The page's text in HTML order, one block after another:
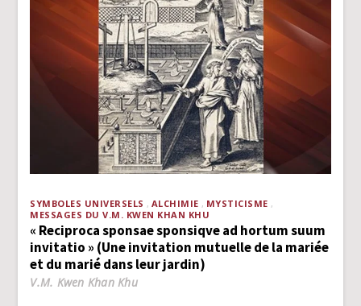
SYMBOLES UNIVERSELS ALCHIMIE
MYSTICISME
MESSAGES DU V.M. KWEN KHAN KHU
« Reciproca sponsae sponsiqve ad hortum suum
invitatio » (Une invitation mutuelle de la mariée
et du marié dans leur jardin)
V.M. Kwen Khan Khu